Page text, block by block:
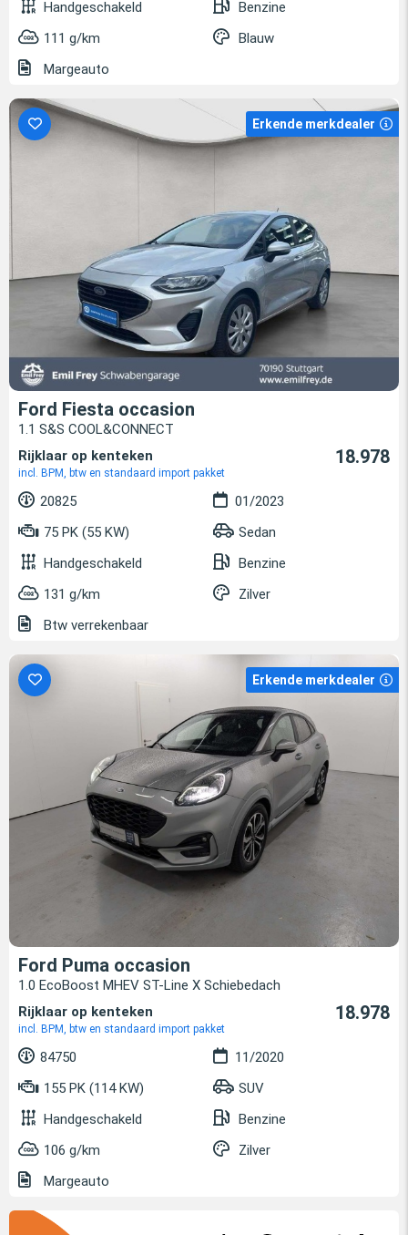
Handgeschakeld
Benzine
111 g/km
Blauw
Margeauto
Erkende merkdealer
Ford Fiesta occasion
1.1 S&S COOL&CONNECT
Rijklaar op kenteken
incl. BPM, btw en standaard import pakket
18.978
20825
01/2023
75 PK (55 KW)
Sedan
Handgeschakeld
Benzine
131 g/km
Zilver
Btw verrekenbaar
Erkende merkdealer
Ford Puma occasion
1.0 EcoBoost MHEV ST-Line X Schiebedach
Rijklaar op kenteken
incl. BPM, btw en standaard import pakket
18.978
84750
11/2020
155 PK (114 KW)
SUV
Handgeschakeld
Benzine
106 g/km
Zilver
Margeauto